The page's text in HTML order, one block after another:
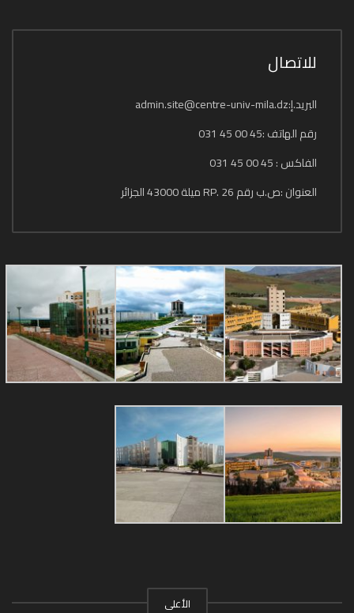
للاتصال
البريد.إ:admin.site@centre-univ-mila.dz
رقم الهاتف :45 00 45 031
الفاكس : 45 00 45 031
العنوان :ص.ب رقم 26 .RP ميلة 43000 الجزائر
الأعلى